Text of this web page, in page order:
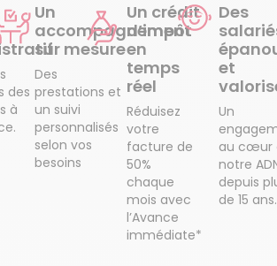
des
à
Un
accompagnement
sur mesure
Des
prestations et
un suivi
personnalisés
selon vos
besoins
Un crédit
d’impôt
en
temps
réel
Réduisez
votre
facture de
50%
chaque
mois avec
l’Avance
immédiate*
Des
et
Un
au cœur
notre
depuis
de 15 ans.